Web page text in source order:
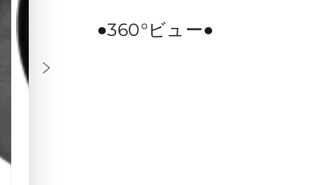
●360°ビュー●